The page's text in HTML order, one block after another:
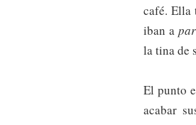
café. Ella
iban a
la tina de
El punto
acabar